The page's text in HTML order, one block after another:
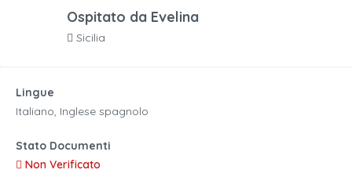
Ospitato da Evelina
Sicilia
Lingue
Italiano, Inglese spagnolo
Stato Documenti
Non Verificato